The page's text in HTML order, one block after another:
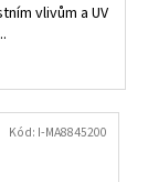
vlivům a UV
Kód: I-MA8845200